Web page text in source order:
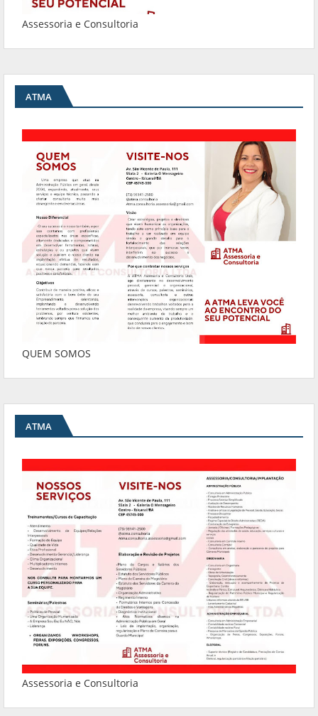
Assessoria e Consultoria
ATMA
QUEM SOMOS
ATMA
Assessoria e Consultoria